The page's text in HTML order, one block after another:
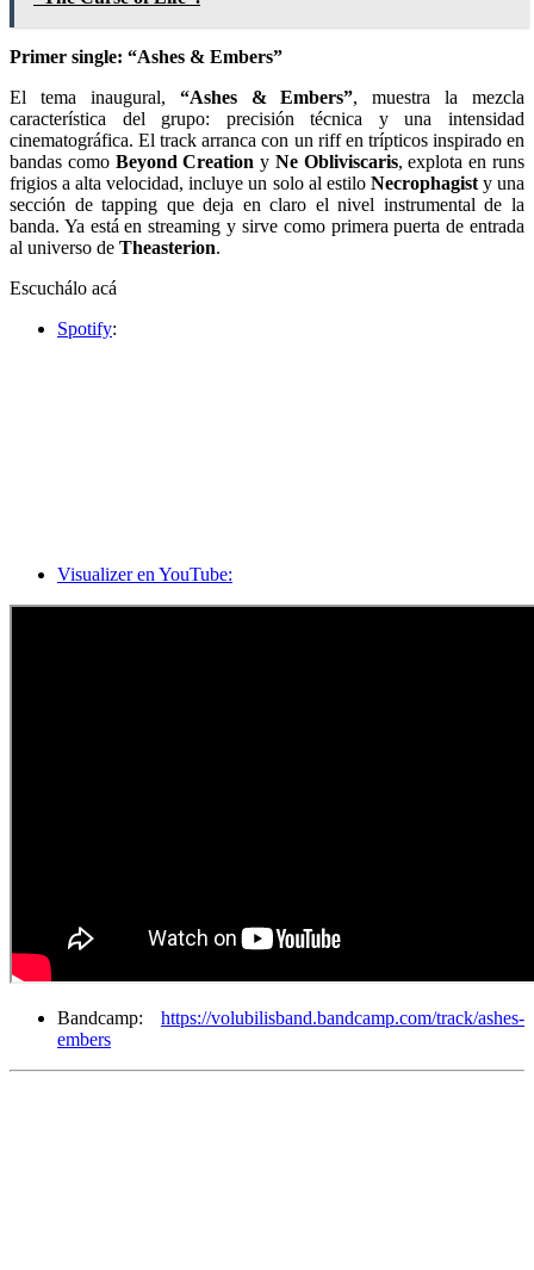
Primer single: “Ashes & Embers”
El tema inaugural, “Ashes & Embers”, muestra la mezcla
característica del grupo: precisión técnica y una intensidad
cinematográfica. El track arranca con un riff en trípticos inspirado en
bandas como Beyond Creation y Ne Obliviscaris, explota en runs
frigios a alta velocidad, incluye un solo al estilo Necrophagisty una
sección de tapping que deja en claro el nivel instrumental de la
banda. Ya está en streaming y sirve como primera puerta de entrada
al universo de Theasterion.
Escuchálo acá
Spotify:
Visualizer en YouTube:
Bandcamp: https://volubilisband.bandcamp.com/track/ashes-
embers